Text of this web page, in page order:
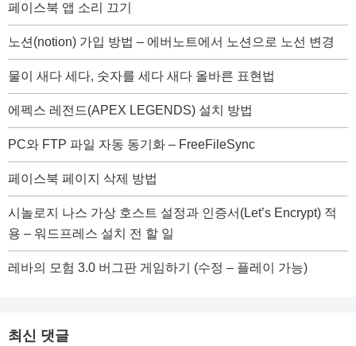
페이스북 앱 소리 끄기
노션(notion) 가입 방법 – 에버노트에서 노션으로 노선 변경
물이 새다 세다, 숫자를 세다 새다 올바른 표현법
에펙스 레전드(APEX LEGENDS) 설치 방법
PC와 FTP 파일 자동 동기화 – FreeFileSync
페이스북 페이지 삭제 방법
시놀로지 나스 가상 호스트 설정과 인증서(Let’s Encrypt) 적
용 – 워드프레스 설치 전 할 일
레바의 모험 3.0 버그판 게임하기 (수정 – 플레이 가능)
최신 댓글